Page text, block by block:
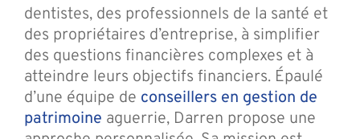
dentistes, des professionnels de la santé et
des propriétaires d’entreprise, à simplifier
des questions financières complexes et à
atteindre leurs objectifs financiers. Épaulé
d’une équipe de conseillers en gestion de
patrimoine aguerrie, Darren propose une